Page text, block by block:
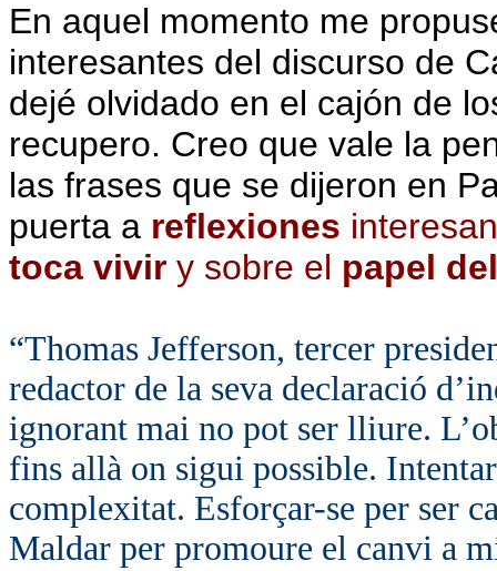
En aquel momento me
interesantes del discurso de
dejé olvidado en el cajón de
recupero. Creo que vale la
las frases que se dijeron en
puerta a reflexiones
toca vivir y sobre el papel
“Thomas Jefferson, tercer
redactor de la seva declaració
ignorant mai no pot ser lliure.
fins allà on sigui possible.
complexitat. Esforçar-se per ser
Maldar per promoure el canvi a